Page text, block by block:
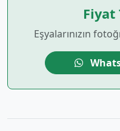
Fiyat
Eşyalarınızın